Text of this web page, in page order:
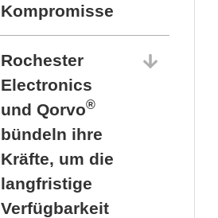
Kompromisse
Rochester
Electronics
und Qorvo®
bündeln ihre
Kräfte, um die
langfristige
Verfügbarkeit